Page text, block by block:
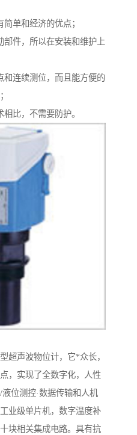
单和经济的优点；
部件，所以在安装和维护上
和连续测位，而且能方便的
比，不需要防护。
超声波物位计，它*众长，
，实现了全数字化，人性
位测控·数据传输和人机
业级单片机，数字温度补
块相关集成电路。具有抗